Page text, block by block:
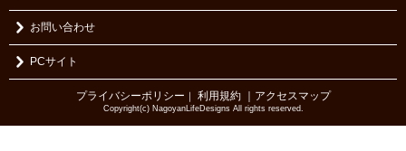
お問い合わせ
PCサイト
プライバシーポリシー ｜ 利用規約 ｜アクセスマップ
Copyright(c) NagoyanLifeDesigns All rights reserved.